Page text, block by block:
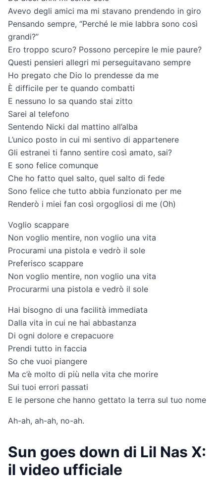
Avevo degli amici ma mi stavano prendendo in giro
Pensando sempre, “Perché le mie labbra sono così
grandi?”
Ero troppo scuro? Possono percepire le mie paure?
Questi pensieri allegri mi perseguitavano sempre
Ho pregato che Dio lo prendesse da me
È difficile per te quando combatti
E nessuno lo sa quando stai zitto
Sarei al telefono
Sentendo Nicki dal mattino all’alba
L’unico posto in cui mi sentivo di appartenere
Gli estranei ti fanno sentire così amato, sai?
E sono felice comunque
Che ho fatto quel salto, quel salto di fede
Sono felice che tutto abbia funzionato per me
Renderò i miei fan così orgogliosi di me (Oh)
Voglio scappare
Non voglio mentire, non voglio una vita
Procurami una pistola e vedrò il sole
Preferisco scappare
Non voglio mentire, non voglio una vita
Procurarmi una pistola e vedrò il sole
Hai bisogno di una facilità immediata
Dalla vita in cui ne hai abbastanza
Di ogni dolore e crepacuore
Prendi tutto in faccia
So che vuoi piangere
Ma c’è molto di più nella vita che morire
Sui tuoi errori passati
E le persone che hanno gettato la terra sul tuo nome
Ah-ah, ah-ah, no-ah.
Sun goes down di Lil Nas X:
il video ufficiale